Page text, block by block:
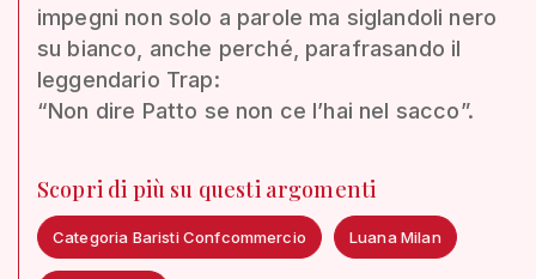
impegni non solo a parole ma siglandoli nero
su bianco, anche perché, parafrasando il
leggendario Trap:
“Non dire Patto se non ce l’hai nel sacco”.
Scopri di più su questi argomenti
Categoria Baristi Confcommercio Luana Milan